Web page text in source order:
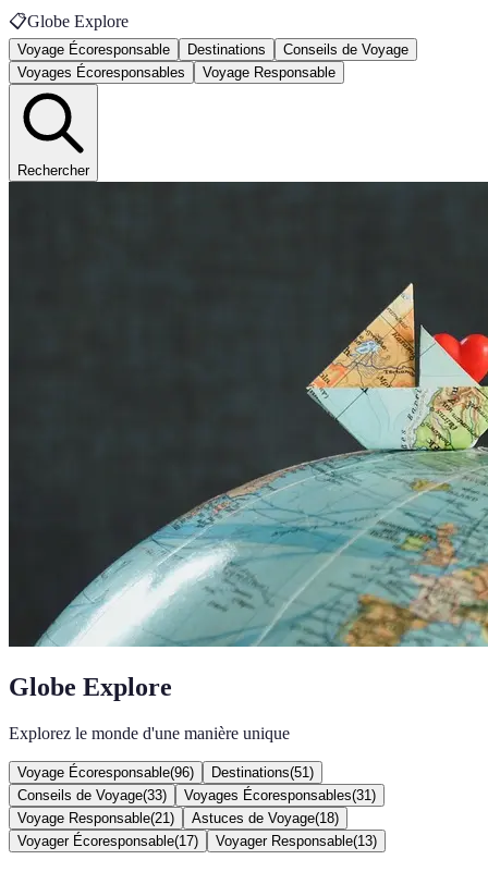
📋Globe Explore
Voyage Écoresponsable Destinations
Conseils de Voyage
Voyages Écoresponsables
Voyage Responsable
Rechercher
Globe Explore
Explorez le monde d'une manière unique
Voyage Écoresponsable(96) Destinations(51 )
Conseils de Voyage(33) Voyages Écoresponsables(31 )
Voyage Responsable(21 ) Astuces de Voyage(18)
Voyager Écoresponsable(17) Voyager Responsable(13)